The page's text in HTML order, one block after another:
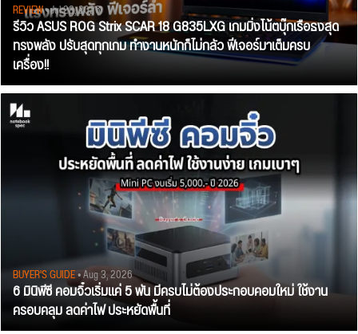
REVIEW• Jul 28, 2026
รีวิว ASUS ROG Strix SCAR 18 G835LXG เกมมิ่งโน้ตบุ๊กเรือธงสุด
ทรงพลัง ปรับสุดทุกเกม ทำงานหนักก็ไม่กลัว ฟีเจอร์มาเต็มครบ
เครื่อง!!
BUYER'S GUIDE• Aug 3, 2026
6 มินิพีซี คอมจิ๋วเริ่มแค่ 5 พัน มีครบไม่ต้องประกอบคอมใหม่ ใช้งาน
ครอบคลุม ลดค่าไฟ ประหยัดพื้นที่